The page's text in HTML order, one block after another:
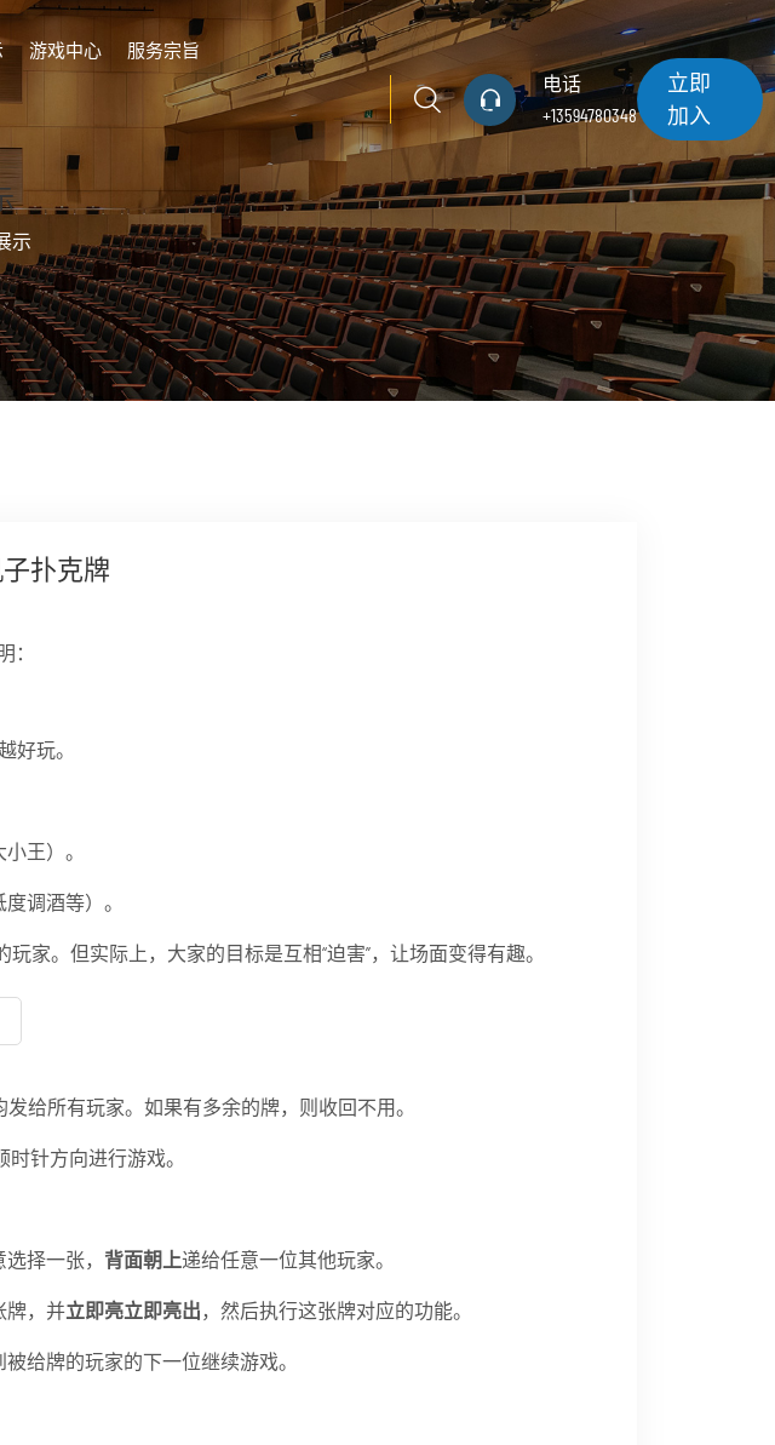
游戏中心 服务宗旨
电话
+13594780348
立即
加入
示
扑克牌
：
好玩。
王）。
调酒等）。
玩家。但实际上，大家的目标是互相“迫害”，让场面变得有趣。
给所有玩家。如果有多余的牌，则收回不用。
针方向进行游戏。
择一张， 背面朝上递给任意一位其他玩家。
牌，并立即亮立即亮出，然后执行这张牌对应的功能。
给牌的玩家的下一位继续游戏。